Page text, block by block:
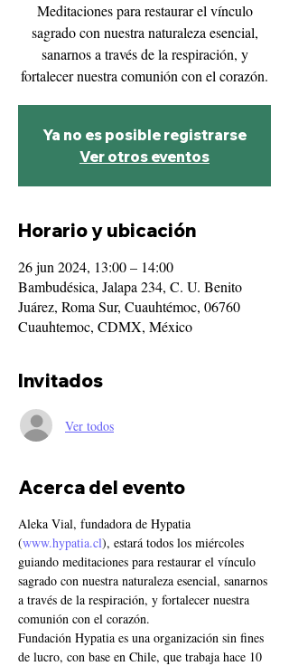
Meditaciones para restaurar el vínculo
sagrado con nuestra naturaleza esencial,
sanarnos a través de la respiración, y
fortalecer nuestra comunión con el corazón.
Ya no es posible registrarse
Ver otros eventos
Horario y ubicación
26 jun 2024, 13:00 – 14:00
Bambudésica, Jalapa 234, C. U. Benito
Juárez, Roma Sur, Cuauhtémoc, 06760
Cuauhtemoc, CDMX, México
Invitados
Ver todos
Acerca del evento
Aleka Vial, fundadora de Hypatia
(www.hypatia.cl), estará todos los miércoles
guiando meditaciones para restaurar el vínculo
sagrado con nuestra naturaleza esencial, sanarnos
a través de la respiración, y fortalecer nuestra
comunión con el corazón.
Fundación Hypatia es una organización sin fines
de lucro, con base en Chile, que trabaja hace 10